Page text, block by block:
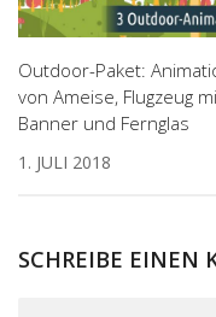
Outdoor-Paket:
von Ameise, Flugzeug
Banner und Fernglas
1. JULI 2018
SCHREIBE EINEN